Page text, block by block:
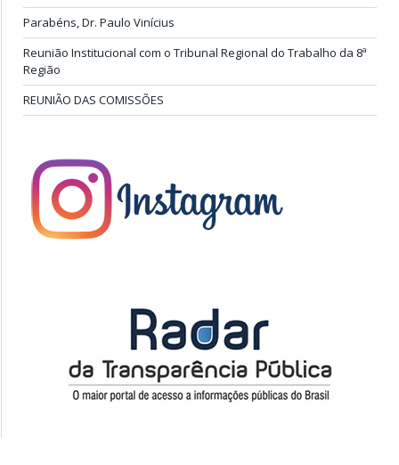
Parabéns, Dr. Paulo Vinícius
Reunião Institucional com o Tribunal Regional do Trabalho da 8ª
Região
REUNIÃO DAS COMISSÕES